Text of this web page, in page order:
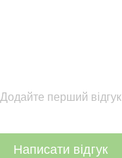
Додайте перший відгук
Написати відгук